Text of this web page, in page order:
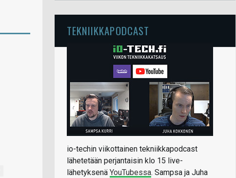
TEKNIIKKAPODCAST
io-techin viikottainen tekniikkapodcast
lähetetään perjantaisin klo 15 live-
lähetyksenä YouTubessa. Sampsa ja Juha